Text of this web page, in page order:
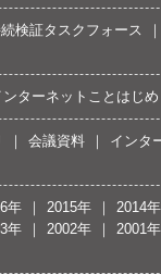
検証タスクフォース
ンターネットことはじめ
会議資料
インタ
年 2015年 2014年
年 2002年 2001年